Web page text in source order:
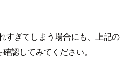
すぎてしまう場合にも、上記の
認してみてください。